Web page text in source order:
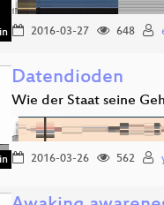
2016-03-27 648
Datendioden
Wie der Staat seine
2016-03-26 562